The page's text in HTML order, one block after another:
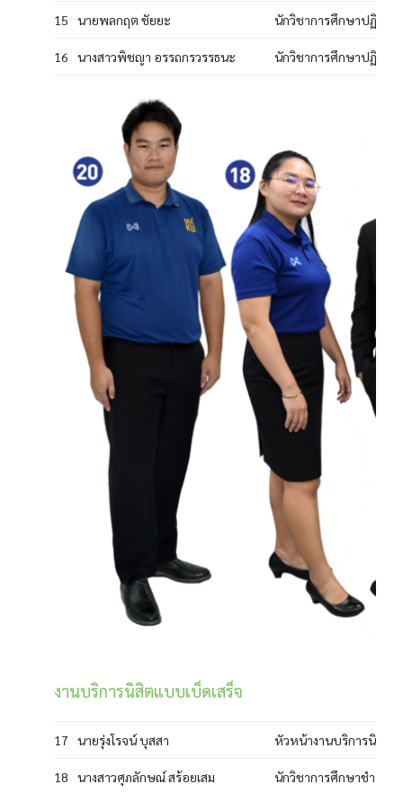
15 นายพลกฤต ชัยยะ นักวิชาการศึกษาปฏิบัติก
16 นางสาวพิชญา อรรถกรวรรธนะ นักวิชาการศึกษาปฏิบัติก
งานบริการนิสิตแบบเบ็ดเสร็จ
17 นายรุ่งโรจน์ บุสสา หัวหน้างานบริการนิสิตแ
18 นางสาวศุภลักษณ์ สร้อยเสม นักวิชาการศึกษาชำนาญ